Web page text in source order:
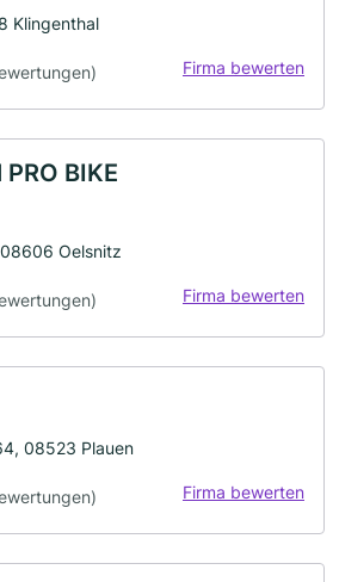
Klingenthal
Firma bewerten
BIKE
Oelsnitz
Firma bewerten
08523 Plauen
Firma bewerten